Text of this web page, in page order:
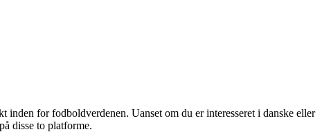
for fodboldverdenen. Uanset om du er interesseret i danske eller
disse to platforme.